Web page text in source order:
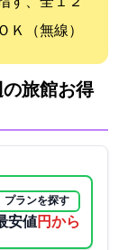
無線LAN）
旅館:お得
プランを探す
安値3050円から